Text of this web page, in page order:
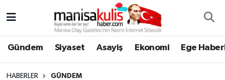
Gündem Siyaset Asayiş Ekonomi Ege
HABERLER GÜNDEM
Ege Haberleri
Yunusemre Hava Durumu